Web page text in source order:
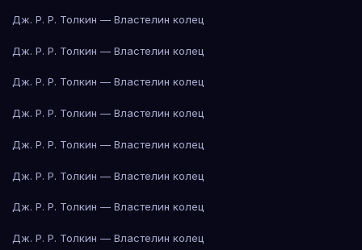
Дж. Р. Р. Толкин — Властелин колец
Дж. Р. Р. Толкин — Властелин колец
Дж. Р. Р. Толкин — Властелин колец
Дж. Р. Р. Толкин — Властелин колец
Дж. Р. Р. Толкин — Властелин колец
Дж. Р. Р. Толкин — Властелин колец
Дж. Р. Р. Толкин — Властелин колец
Дж. Р. Р. Толкин — Властелин колец